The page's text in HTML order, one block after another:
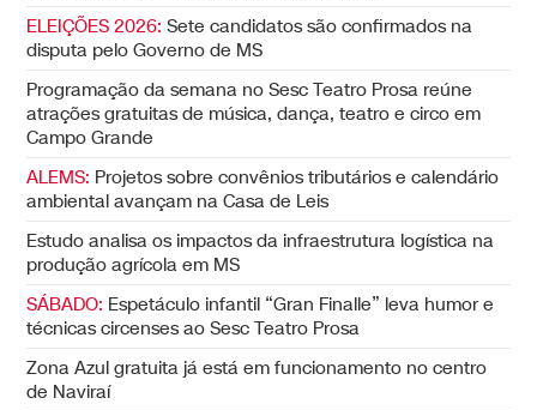
ELEIÇÕES 2026: Sete candidatos são confirmados na
disputa pelo Governo de MS
Programação da semana no Sesc Teatro Prosa reúne
atrações gratuitas de música, dança, teatro e circo em
Campo Grande
ALEMS: Projetos sobre convênios tributários e calendário
ambiental avançam na Casa de Leis
Estudo analisa os impactos da infraestrutura logística na
produção agrícola em MS
SÁBADO: Espetáculo infantil “Gran Finalle” leva humor e
técnicas circenses ao Sesc Teatro Prosa
Zona Azul gratuita já está em funcionamento no centro
de Naviraí